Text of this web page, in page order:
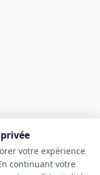
votre expérience
continuant votre